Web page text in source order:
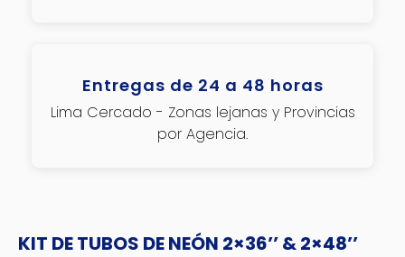
Entregas de 24 a 48 horas
Lima Cercado - Zonas lejanas y Provincias
por Agencia.
KIT DE TUBOS DE NEÓN 2×36’’ & 2×48’’